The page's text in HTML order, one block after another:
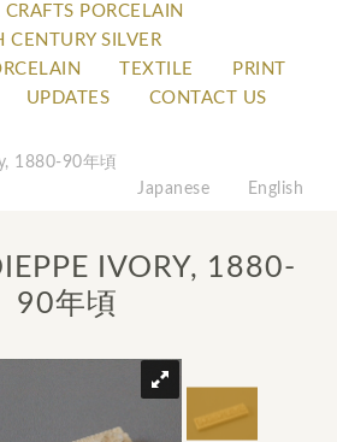
PORCELAIN
CENTURY SILVER
TEXTILE
PRINT
UPDATES CONTACT US
1880-90年頃
Japanese
English
IVORY, 1880-
90年頃